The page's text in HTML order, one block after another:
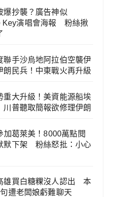
爆抄襲？廣告神似
Key演唱會海報 粉絲揪
聯手沙烏地阿拉伯空襲伊
朗民兵！中東戰火再升級
重大升級！美資能源船埃
普聽取簡報欲修理伊朗
加葛萊美！8000萬點閱
默下架 粉絲怒批：小心
雄買白糖粿沒人認出 本
遭老闆娘虧難聊天